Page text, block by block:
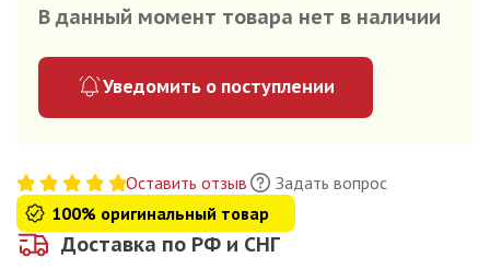
В данный момент товара нет в наличии
Уведомить о поступлении
Оставить отзыв
Задать вопрос
100% оригинальный товар
Доставка по РФ и СНГ